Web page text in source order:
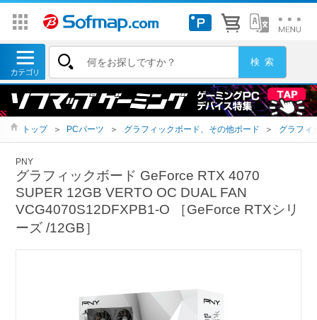
トップ ＞ PCパーツ ＞ グラフィックボード、その他ボード ＞ グラフィ
PNY
グラフィックボード GeForce RTX 4070
SUPER 12GB VERTO OC DUAL FAN
VCG4070S12DFXPB1-O ［GeForce RTXシリ
ーズ /12GB］